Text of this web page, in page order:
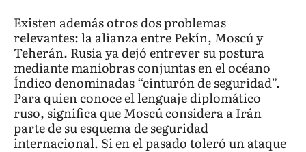
Existen además otros dos problemas
relevantes: la alianza entre Pekín, Moscú y
Teherán. Rusia ya dejó entrever su postura
mediante maniobras conjuntas en el océano
Índico denominadas “cinturón de seguridad”.
Para quien conoce el lenguaje diplomático
ruso, significa que Moscú considera a Irán
parte de su esquema de seguridad
internacional. Si en el pasado toleró un ataque